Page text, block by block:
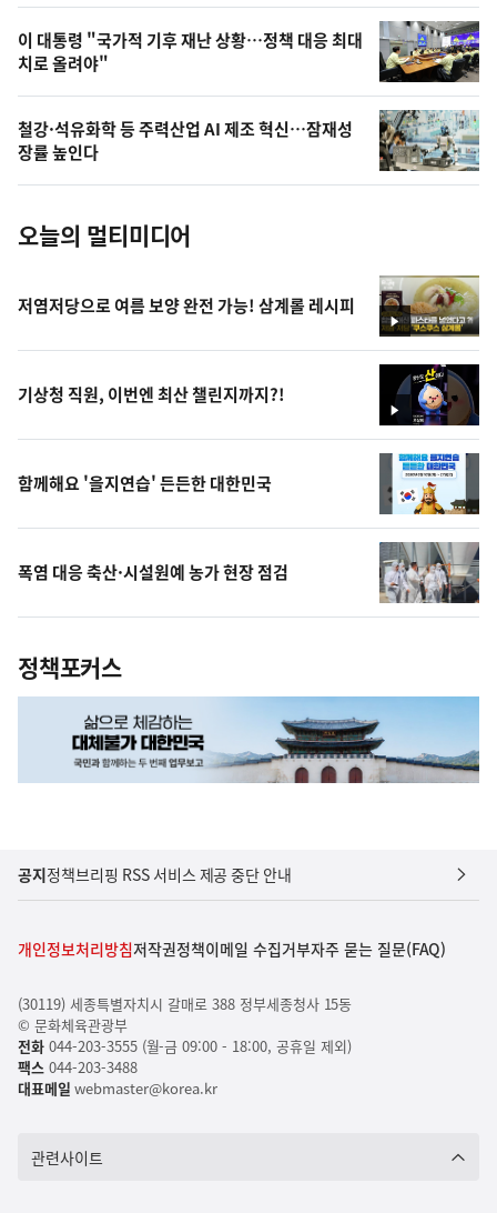
오
늘
의
사
진
이 대통령 "국가적 기후 재난 상황…정책 대응 최대
치로 올려야"
철강·석유화학 등 주력산업 AI 제조 혁신…잠재성
장률 높인다
오늘의 멀티미디어
영
상
저염저당으로 여름 보양 완전 가능! 삼계롤 레시피
영
상
기상청 직원, 이번엔 최산 챌린지까지?!
함께해요 '을지연습' 든든한 대한민국
폭염 대응 축산·시설원예 농가 현장 점검
정책포커스
공지정책브리핑 RSS 서비스 제공 중단 안내
개인정보처리방침저작권정책이메일 수집거부자주 묻는 질문(FAQ)
(30119) 세종특별자치시 갈매로 388 정부세종청사 15동
© 문화체육관광부
전화044-203-3555 (월-금 09:00 - 18:00, 공휴일 제외)
팩스044-203-3488
대표메일 webmaster@korea.kr
관련사이트